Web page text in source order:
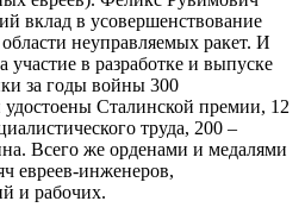
вклад в усовершенствование
неуправляемых ракет. И
в разработке и выпуске
за годы войны 300
Сталинской премии, 12
труда, 200 –
Всего же орденами и медалями
евреев-инженеров,
и рабочих.